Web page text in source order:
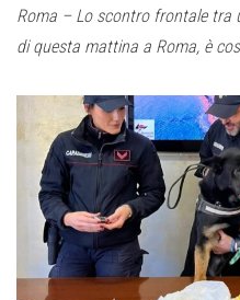
Roma – Lo scontro frontale tra
di questa mattina a Roma, è